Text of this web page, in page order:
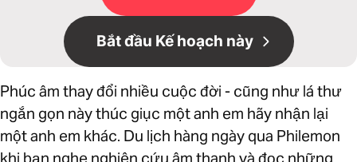
Bắt đầu Kế hoạch này
Phúc âm thay đổi nhiều cuộc đời - cũng như lá thư
ngắn gọn này thúc giục một anh em hãy nhận lại
một anh em khác. Du lịch hàng ngày qua Philemon
khi bạn nghe nghiên cứu âm thanh và đọc những